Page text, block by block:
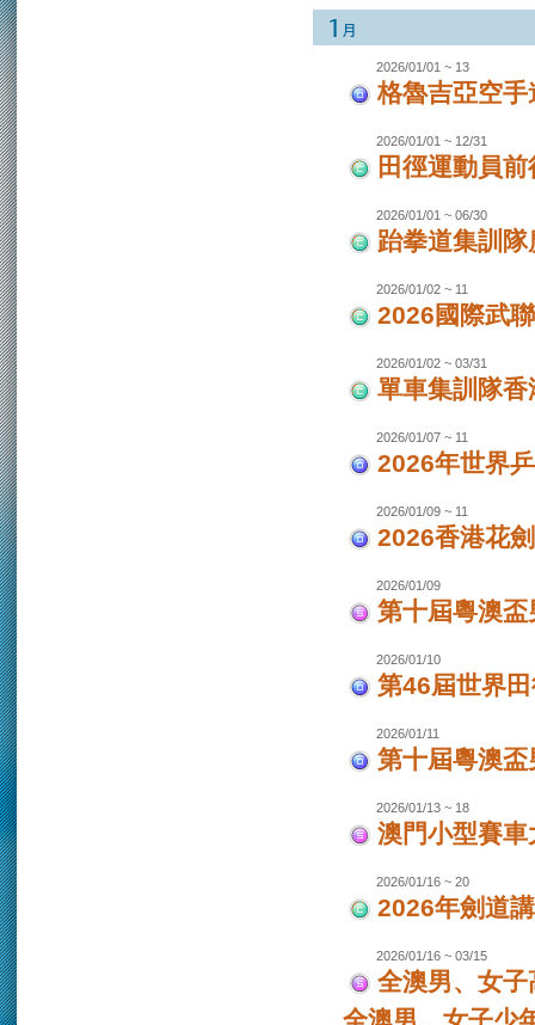
2026/01/01 ~ 13
格魯吉亞空
2026/01/01 ~ 12/31
田徑運動員
2026/01/01 ~ 06/30
跆拳道集訓
2026/01/02 ~ 11
2026國際武
2026/01/02 ~ 03/31
單車集訓隊
2026/01/07 ~ 11
2026年世界
2026/01/09 ~ 11
2026香港花
2026/01/09
第十屆粵澳
2026/01/10
第46屆世界
2026/01/11
第十屆粵澳
2026/01/13 ~ 18
澳門小型賽
2026/01/16 ~ 20
2026年劍道
2026/01/16 ~ 03/15
全澳男、女